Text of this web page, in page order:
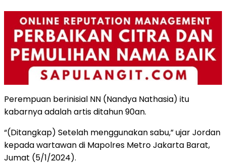
Perempuan berinisial NN (Nandya Nathasia) itu
kabarnya adalah artis ditahun 90an.
“(Ditangkap) Setelah menggunakan sabu,” ujar Jordan
kepada wartawan di Mapolres Metro Jakarta Barat,
Jumat (5/1/2024).